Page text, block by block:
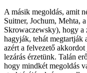
A másik megoldás, amit
Suitner, Jochum, Mehta,
Skrowaczewsky), hogy a
hagyják, tehát megtartják
azért a felvezető
lezárás érzetünk. Talán
hogy mindkét megoldás